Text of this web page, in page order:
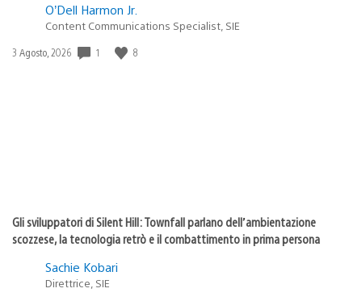
O’Dell Harmon Jr.
Content Communications Specialist, SIE
Data
3 Agosto, 2026 1 8
Gli sviluppatori di Silent Hill: Townfall parlano dell’ambientazione
scozzese, la tecnologia retrò e il combattimento in prima persona
Sachie Kobari
Direttrice, SIE